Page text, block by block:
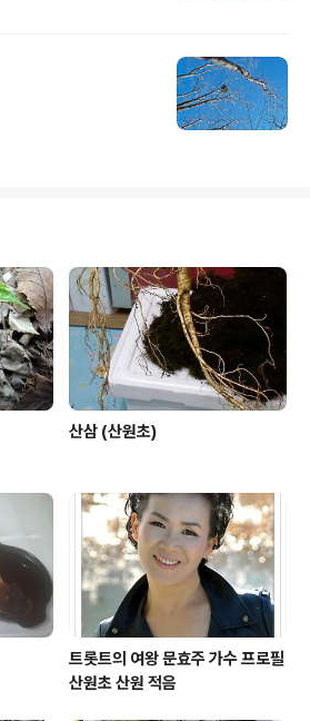
산삼 (산원초)
트롯트의 여왕 문효주 가수 프로필
산원초 산원 적음